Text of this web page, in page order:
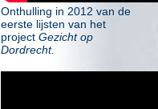
Onthulling in 2012 van de
eerste lijsten van het
project Gezicht op
Dordrecht.